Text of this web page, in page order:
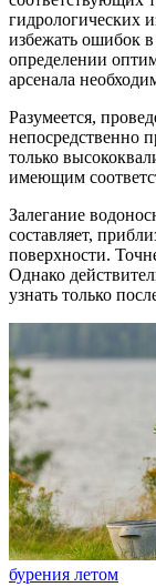
избежать ошибок
определении
арсенала
Разумеется,
непосредственно
только
имеющим
Залегание
составляет,
поверхности.
Однако
узнать только
бурения летом